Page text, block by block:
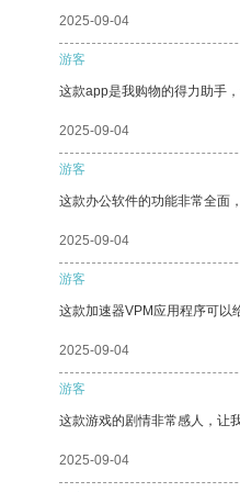
2025-09-04
游客
这款app是我购物的得力助手
2025-09-04
游客
这款办公软件的功能非常全面
2025-09-04
游客
这款加速器VPM应用程序可以
2025-09-04
游客
这款游戏的剧情非常感人，让
2025-09-04